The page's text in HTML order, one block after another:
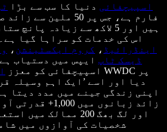
اسپیچفائی دنیا کا سب سے بڑا
فارم ہے، جس پر 50
ہیں اور 5 لاکھ سے زیادہ
اس کی خدمات کو سراہا گیا
اینڈرائیڈ ، کروم ایکسٹینشن ،
ڈیسک ٹاپ ایپس میں دستیاب ہے۔ 2025
اسپیچفائی کو معزز WWDC پر
دیا اور اسے ’ایک اہم وسیلہ
زائد زبانوں میں
اور لگ بھگ 200 ممالک
شخصیات کی آوازوں میں